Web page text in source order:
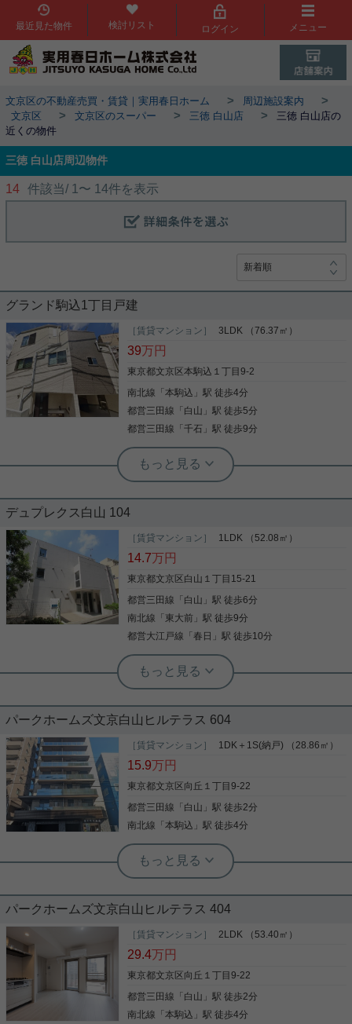
最近見た物件 検討リスト ログイン メニュー
文京区の不動産売買・賃貸｜実用春日ホーム > 周辺施設案内 >
文京区 > 文京区のスーパー > 三徳 白山店 >
三徳 白山店の
近くの物件
三徳 白山店周辺物件
14 件該当/ 1 〜 14件を表示
グランド駒込1丁目戸建
［賃貸マンション］ 3LDK （76.37㎡）
39万円
東京都文京区本駒込１丁目9-2
南北線 「本駒込 」駅 徒歩4分
都営三田線 「 白山 」駅 徒歩5分
都営三田線 「千石 」駅 徒歩9分
実用春日ホーム 茗荷谷店 堀田枝里
2022年築☆3LDK戸建て！
☆ 閑静な住宅街☆ 白山駅にはスーパーや飲食店等が
立ち並んでおり、 生活環境の良いエリアです！ リビ
ングには床暖房もあり！ 室内の設備も整った戸建て
です☆ お気軽にお問い合わせくださいませ！ ★お電
式会社 茗荷谷店 TEL：03-6902-5021
写真(9)
デュプレクス白山 104
［賃貸マンション］ 1LDK （52.08㎡）
14.7万円
東京都文京区白山１丁目15-21
都営三田線 「 白山 」駅 徒歩6分
南北線 「 東大前 」駅 徒歩9分
都営大江戸線 「春日 」駅 徒歩10分
実用春日ホーム 春日町店 宮﨑由実
デザイナーズ 南向き バストイレ別
心。 ウォークインクローゼットや2口コンロなど 快
適な暮らしを支える設備が充実したおすすめ物件で
す！ ３駅10分以内です☆ お気楽にお問い合わせく
ださい！
写真(9)
パークホームズ文京白山ヒルテラス 604
［賃貸マンション］ 1DK＋1S(納戸) （28.86㎡）
15.9万円
東京都文京区向丘１丁目9-22
都営三田線 「 白山 」駅 徒歩2分
南北線 「本駒込 」駅 徒歩4分
実用春日ホーム 白山店 山田諒人
2025年9月完成★ペット可★床暖房な
りのマンションです。 都営三田線「白山」駅徒歩２
分 東京メトロ南北線「本駒込」駅徒歩４分の便利な
立地。 ◇食洗器 ◇ディスポーザー ◇2口キッチン
◇床暖房 ◇追い炊き浴槽 ◇浴室乾燥 ◇ハンズフリ
気になる方は白山店まで！
写真(9)
パークホームズ文京白山ヒルテラス 404
［賃貸マンション］ 2LDK （53.40㎡）
29.4万円
東京都文京区向丘１丁目9-22
都営三田線 「 白山 」駅 徒歩2分
南北線 「本駒込 」駅 徒歩4分